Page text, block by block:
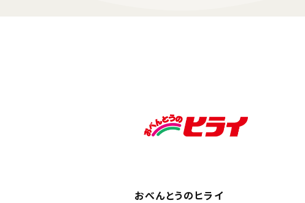
おべんとうのヒライ